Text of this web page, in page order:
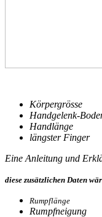
Körpergrösse
Handgelenk-
Handlänge
längster Finger
Eine Anleitung und
diese zusätzlichen Daten
Rumpflänge
Rumpfneigung